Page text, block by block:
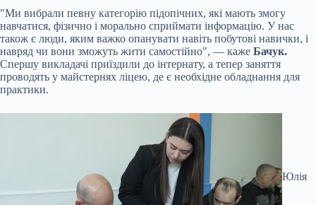
"Ми вибрали певну категорію підопічних, які мають змогу
навчатися, фізично і морально сприймати інформацію. У нас
також є люди, яким важко опанувати навіть побутові навички, і
навряд чи вони зможуть жити самостійно", — каже Бачук.
Спершу викладачі приїздили до інтернату, а тепер заняття
проводять у майстернях ліцею, де є необхідне обладнання для
практики.
Юлія